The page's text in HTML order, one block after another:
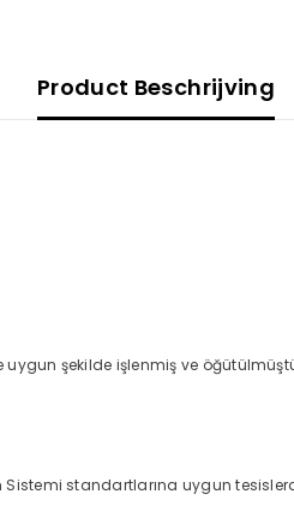
Product Beschrijving
şekilde işlenmiş ve
Sistemi standartlarına uygun